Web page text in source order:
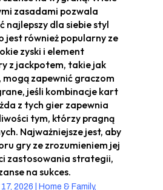
zasadami pozwala
najlepszy dla siebie styl
jest również popularny ze
zyski i element
z jackpotem, takie jak
mogą zapewnić graczom
jeśli kombinacje kart
z tych gier zapewnia
tym, którzy pragną
Najważniejsze jest, aby
gry ze zrozumieniem jej
zastosowania strategii,
na sukces.
2026 Home & Family,